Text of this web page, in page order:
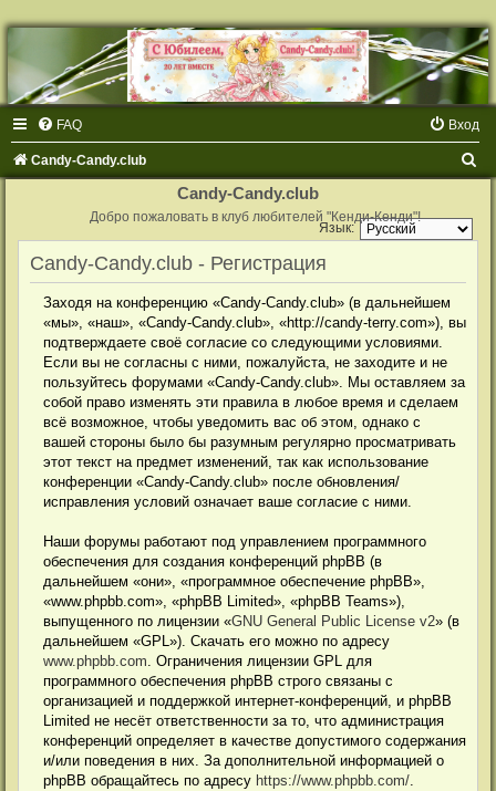
FAQ Вход
Candy-Candy.club
Candy-Candy.club
Добро пожаловать в клуб любителей "Кенди-Кенди"!
Язык:
Candy-Candy.club - Регистрация
Заходя на конференцию «Candy-Candy.club» (в дальнейшем
«мы», «наш», «Candy-Candy.club», «http://candy-terry.com»), вы
подтверждаете своё согласие со следующими условиями.
Если вы не согласны с ними, пожалуйста, не заходите и не
пользуйтесь форумами «Candy-Candy.club». Мы оставляем за
собой право изменять эти правила в любое время и сделаем
всё возможное, чтобы уведомить вас об этом, однако с
вашей стороны было бы разумным регулярно просматривать
этот текст на предмет изменений, так как использование
конференции «Candy-Candy.club» после обновления/
исправления условий означает ваше согласие с ними.
Наши форумы работают под управлением программного
обеспечения для создания конференций phpBB (в
дальнейшем «они», «программное обеспечение phpBB»,
«www.phpbb.com», «phpBB Limited», «phpBB Teams»),
выпущенного по лицензии «GNU General Public License v2» (в
дальнейшем «GPL»). Скачать его можно по адресу
www.phpbb.com. Ограничения лицензии GPL для
программного обеспечения phpBB строго связаны с
организацией и поддержкой интернет-конференций, и phpBB
Limited не несёт ответственности за то, что администрация
конференций определяет в качестве допустимого содержания
и/или поведения в них. За дополнительной информацией о
phpBB обращайтесь по адресу https://www.phpbb.com/.